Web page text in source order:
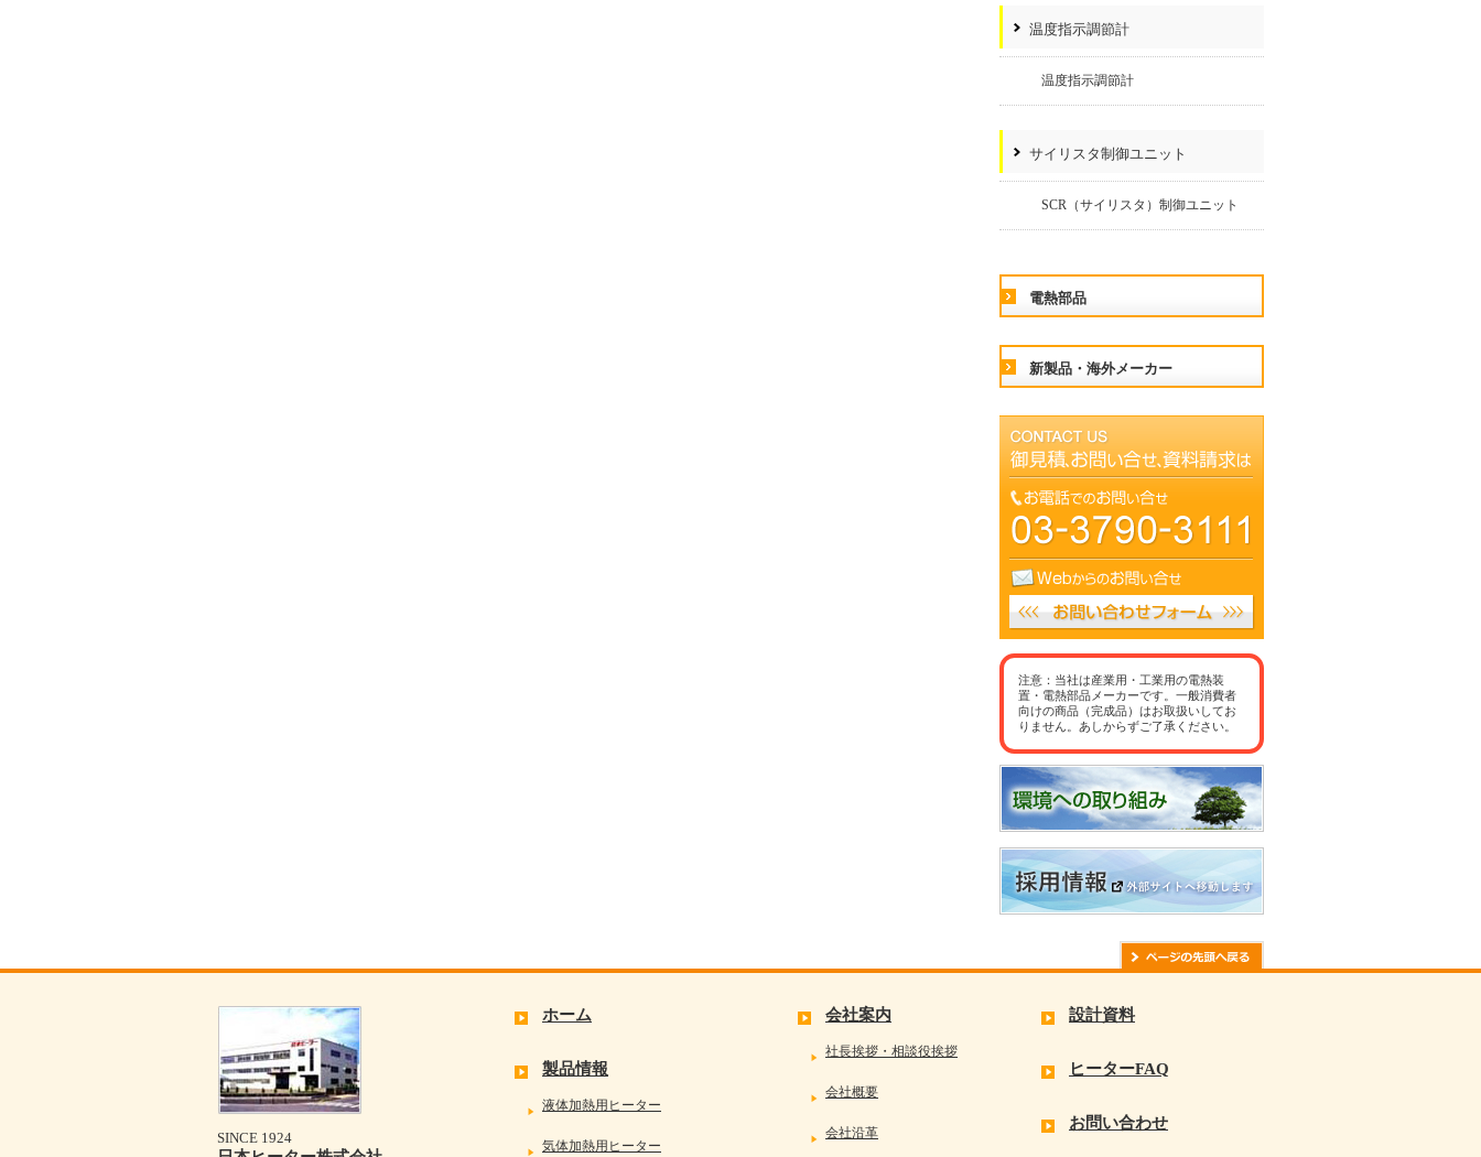
温度指示調節計
温度指示調節計
サイリスタ制御ユニット
SCR（サイリスタ）制御ユニット
電熱部品
新製品・海外メーカー
注意：当社は産業用・工業用の電熱装
置・電熱部品メーカーです。一般消費者
向けの商品（完成品）はお取扱いしてお
りません。あしからずご了承ください。
SINCE 1924
ホーム
製品情報
液体加熱用ヒーター
気体加熱用ヒーター
会社案内
社長挨拶・相談役挨拶
会社概要
会社沿革
設計資料
ヒーターFAQ
お問い合わせ